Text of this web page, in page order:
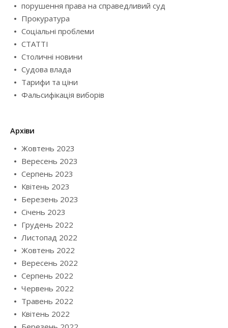
порушення права на справедливий суд
Прокуратура
Соціальні проблеми
СТАТТІ
Столичні новини
Судова влада
Тарифи та ціни
Фальсифікація виборів
Архіви
Жовтень 2023
Вересень 2023
Серпень 2023
Квітень 2023
Березень 2023
Січень 2023
Грудень 2022
Листопад 2022
Жовтень 2022
Вересень 2022
Серпень 2022
Червень 2022
Травень 2022
Квітень 2022